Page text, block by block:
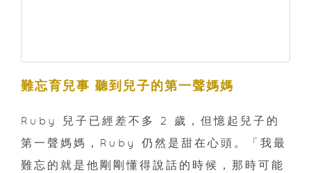
難忘育兒事 聽到兒子的第一聲媽媽
Ruby 兒子已經差不多 2 歲，但憶起兒子的
第一聲媽媽，Ruby 仍然是甜在心頭。「我最
難忘的就是他剛剛懂得說話的時候，那時可能